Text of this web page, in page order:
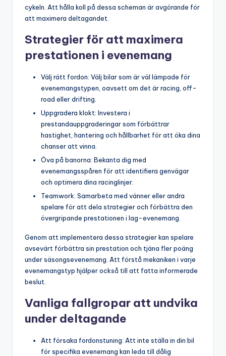
cykeln. Att hålla koll på dessa scheman är avgörande för
att maximera deltagandet.
Strategier för att maximera
prestationen i evenemang
Välj rätt fordon: Välj bilar som är väl lämpade för
evenemangstypen, oavsett om det är racing, off-
road eller drifting.
Uppgradera klokt: Investera i
prestandauppgraderingar som förbättrar
hastighet, hantering och hållbarhet för att öka dina
chanser att vinna.
Öva på banorna: Bekanta dig med
evenemangsspåren för att identifiera genvägar
och optimera dina racinglinjer.
Teamwork: Samarbeta med vänner eller andra
spelare för att dela strategier och förbättra den
övergripande prestationen i lag-evenemang.
Genom att implementera dessa strategier kan spelare
avsevärt förbättra sin prestation och tjäna fler poäng
under säsongsevenemang. Att förstå mekaniken i varje
evenemangstyp hjälper också till att fatta informerade
beslut.
Vanliga fallgropar att undvika
under deltagande
Att försaka fordonstuning: Att inte ställa in din bil
för specifika evenemang kan leda till dålig